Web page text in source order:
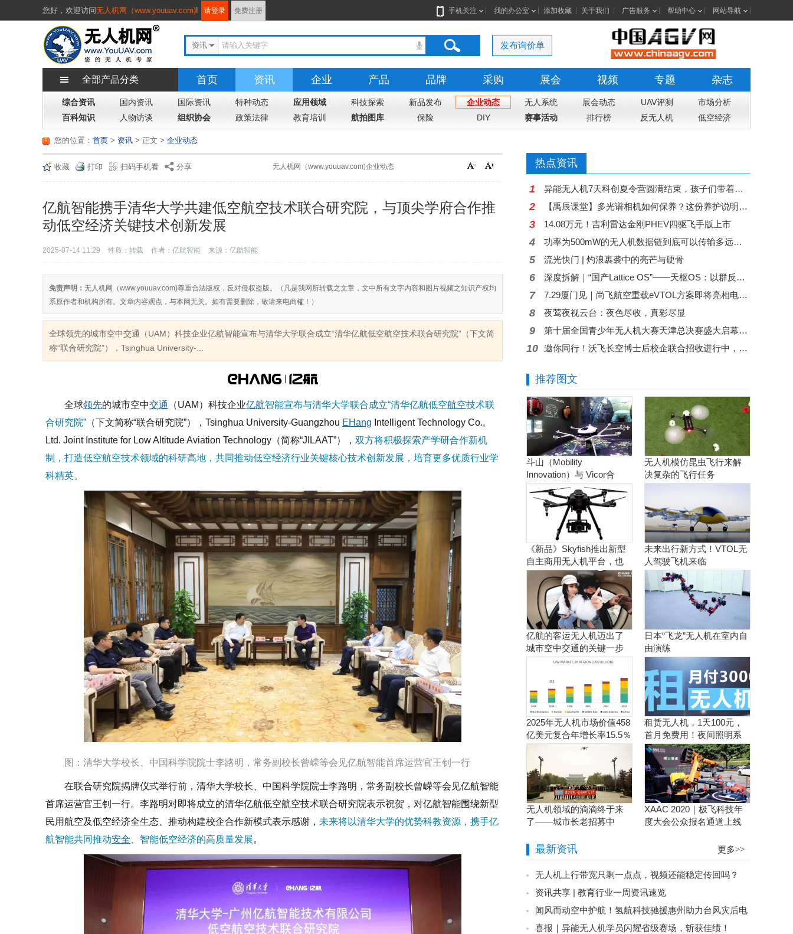
您好， 欢迎访问无人机网（www.youuav.com)! 请登录 免费注册 手机关注 我的办公室 添加收藏 关于我们 广告服务 帮助中心 网站导航
资讯 发布询价单
全部产品分类 首页 资讯 企业 产品 品牌 采购 展会 视频 专题 杂志
综合资讯 国内资讯 国际资讯 特种动态 应用领域 科技探索 新品发布 企业动态 无人系统 展会动态 UAV评测
市场分析
百科知识
人物访谈 组织协会 政策法律 教育培训 航拍图库 保险 DIY 赛事活动 排行榜 反无人机 低空经济
您的位置： 首页 > 资讯 > 企业动态
> 正文
收藏 打印 扫码手机看 分享 无人机网（www.youuav.com)企业动态
亿航智能携手清华大学共建低空航空技术联合研究院，与顶尖学府合作推
动低空经济关键技术创新发展
2025-07-14 11:29 性质：转载 作者：亿航智能 来源：亿航智能
免责声明： 无人机网（www.youuav.com)尊重合法版权，反对侵权盗版。（凡是我网所转载之文章，文中所有文字内容和图片视频之知识产权均
系原作者和机构所有。文章内容观点，与本网无关。如有需要删除，敬请来电商榷！）
全球领先的城市空中交通（UAM）科技企业亿航智能宣布与清华大学联合成立“清华亿航低空航空技术联合研究院”（下文简
称“联合研究院”），Tsinghua University-...
全球领先的城市空中交通 （UAM ）科技企业亿航智能宣布与清华大学联合成立“清华亿航低空航空技术联
合研究院” （下文简称“联合研究院”）， Tsinghua University-Guangzhou EHang Intelligent Technology Co.,
Ltd. Joint Institute for Low Altitude Aviation Technology （简称“JILAAT”）， 双方将积极探索产学研合作新机
制，打造低空航空技术领域的科研高地，共同推动低空经济行业关键核心技术创新发展，培育更多优质行业学
科精英。
图：清华大学校长、中国科学院院士李路明，常务副校长曾嵘等会见亿航智能首席运营官王钊一行
在联合研究院揭牌仪式举行前，清华大学校长、中国科学院院士李路明，常务副校长曾嵘等会见亿航智能
首席运营官王钊一行。李路明对即将成立的清华亿航低空航空技术联合研究院表示祝贺，对亿航智能围绕新型
民用航空及低空经济全生态、推动构建校企合作新模式表示感谢， 未来将以清华大学的优势科教资源，携手亿
航智能共同推动安全 、智能低空经济的高质量发展。
热点资讯
1 异能无人机7天科创夏令营圆满结束，孩子们带着科技梦想和成长收获返程
2 【禹辰课堂】多光谱相机如何保养？这份养护说明请收好
3 14.08万元！吉利雷达金刚PHEV四驱飞手版上市
4 功率为500mW的无人机数据链到底可以传输多远距离？
5 流光快门 | 灼浪裹袭中的亮芒与硬骨
6 深度拆解｜“国产Lattice OS”——天枢OS：以群反群，构建中国自主低空反无人机蜂群作战体系
7 7.29厦门见｜尚飞航空重载eVTOL方案即将亮相电力智能新型施工装备展
8 夜莺夜视云台：夜色尽收，真彩尽显
9 第十届全国青少年无人机大赛天津总决赛盛大启幕，高巨创新五大核心赛项赋能科创舞台
10 邀你同行！沃飞长空博士后校企联合招收进行中，共筑低空人才高地
推荐图文
斗山（Mobility
Innovation）与 Vicor合
作。实现商用氢燃料电池
无人机
无人机模仿昆虫飞行来解
决复杂的飞行任务
《新品》Skyfish推出新型
自主商用无人机平台，也
可搭载Sony Alpha相机
未来出行新方式！VTOL无
人驾驶飞机来临
亿航的客运无人机迈出了
城市空中交通的关键一步
日本“飞龙”无人机在室内自
由演练
2025年无人机市场价值458
亿美元复合年增长率15.5％
租赁无人机，1天100元，
首月免费用！夜间照明系
统施工、抢险、应急救援
利器！
无人机领域的滴滴终于来
了——城市长老招募中
XAAC 2020｜极飞科技年
度大会公众报名通道上线
最新资讯 更多>>
无人机上行带宽只剩一点点，视频还能稳定传回吗？
资讯共享 | 教育行业一周资讯速览
闻风而动空中护航！氢航科技驰援惠州助力台风灾后电
力抢险
喜报｜异能无人机学员闪耀省级赛场，斩获佳绩！